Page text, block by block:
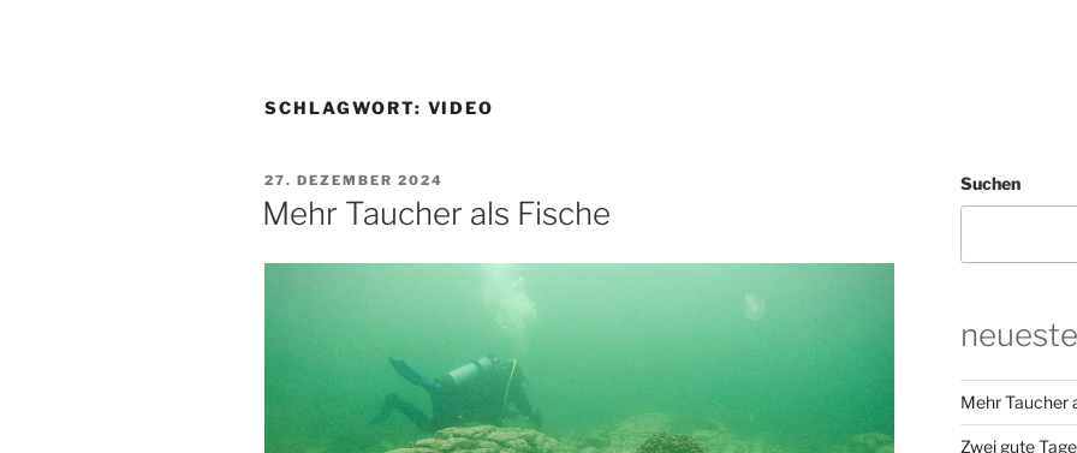
SCHLAGWORT: VIDEO
VERÖFFENTLICHT
AM
27. DEZEMBER 2024
Mehr Taucher als Fische
Suchen
Mehr Taucher
Zwei gute